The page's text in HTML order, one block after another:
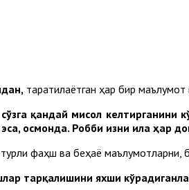
тарқатилаётган ҳар бир
қандай мисол келтирганини
осмонда. Робби изни ила ҳар
турли фаҳш ва беҳаё маълумотларни,
тарқалишини яхши